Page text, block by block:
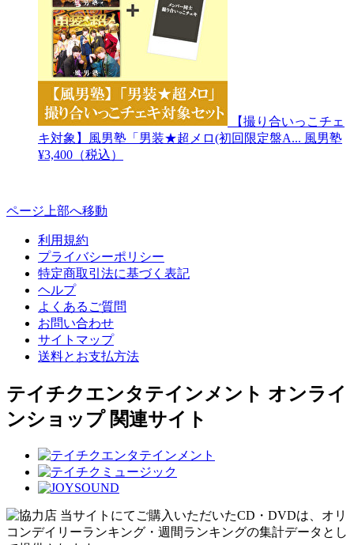
【撮り合いっこチェ
キ対象】風男塾「男装★超メロ(初回限定盤A... 風男塾
¥3,400（税込）
ページ上部へ移動
利用規約
プライバシーポリシー
特定商取引法に基づく表記
ヘルプ
よくあるご質問
お問い合わせ
サイトマップ
送料とお支払方法
テイチクエンタテインメント オンライ
ンショップ 関連サイト
当サイトにてご購入いただいたCD・DVDは、オリ
コンデイリーランキング・週間ランキングの集計データとし